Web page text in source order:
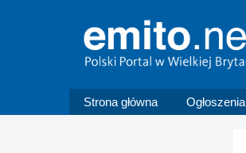
Strona główna Ogłoszenia